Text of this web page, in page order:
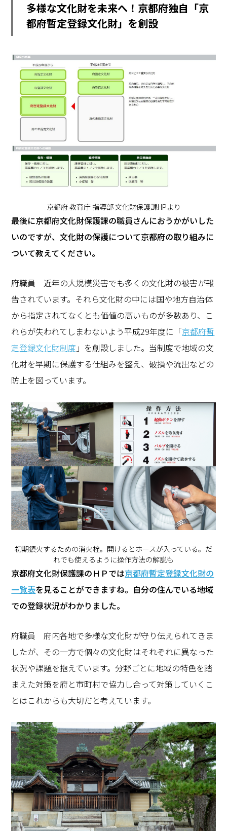
多様な文化財を未来へ！京都府独自「京
都府暫定登録文化財」を創設
京都府 教育庁 指導部 文化財保護課HPより
―――最後に京都府文化財保護課の職員さんにおうかがいした
いのですが、文化財の保護について京都府の取り組みに
ついて教えてください。
府職員 近年の大規模災害でも多くの文化財の被害が報
告されています。それら文化財の中には国や地方自治体
から指定されてなくとも価値の高いものが多数あり、こ
れらが失われてしまわないよう平成29年度に「京都府暫
定登録文化財制度 」を創設しました。当制度で地域の文
化財を早期に保護する仕組みを整え、破損や流出などの
防止を図っています。
初期鎮火するための消火栓。開けるとホースが入っている。だ
れでも使えるように操作方法の解説も
―――京都府文化財保護課のＨＰでは京都府暫定登録文化財の
一覧表を見ることができますね。自分の住んでいる地域
での登録状況がわかりました。
府職員 府内各地で多様な文化財が守り伝えられてきま
したが、その一方で個々の文化財はそれぞれに異なった
状況や課題を抱えています。分野ごとに地域の特色を踏
まえた対策を府と市町村で協力し合って対策していくこ
とはこれからも大切だと考えています。